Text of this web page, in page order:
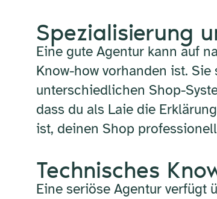
Spezialisierung
Eine gute Agentur kann auf
Know-how vorhanden ist.
unterschiedlichen Shop-
dass du als Laie die
ist, deinen Shop
Technisches
Eine seriöse Agentur verfügt